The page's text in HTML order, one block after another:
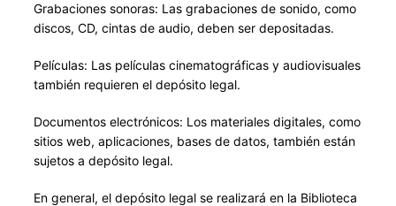
Grabaciones sonoras: Las grabaciones de sonido, como
discos, CD, cintas de audio, deben ser depositadas.
Películas: Las películas cinematográficas y audiovisuales
también requieren el depósito legal.
Documentos electrónicos: Los materiales digitales, como
sitios web, aplicaciones, bases de datos, también están
sujetos a depósito legal.
En general, el depósito legal se realizará en la Biblioteca